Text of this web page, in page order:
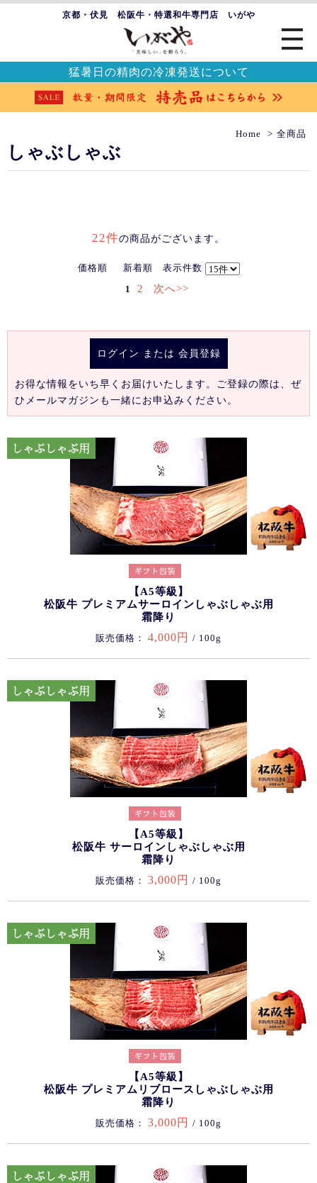
京都・伏見 松阪牛・特選和牛専門店 いがや
猛暑日の精肉の冷凍発送について
Home 全商品
しゃぶしゃぶ
22件の商品がございます。
価格順 新着順 表示件数
1 2 次へ>>
ログイン または 会員登録
お得な情報をいち早くお届けいたします。ご登録の際は、ぜ
ひメールマガジンも一緒にお申込みください。
【A5等級】
松阪牛 プレミアムサーロインしゃぶしゃぶ用
霜降り
販売価格： 4,000円 / 100g
【A5等級】
松阪牛 サーロインしゃぶしゃぶ用
霜降り
販売価格： 3,000円 / 100g
【A5等級】
松阪牛 プレミアムリブロースしゃぶしゃぶ用
霜降り
販売価格： 3,000円 / 100g